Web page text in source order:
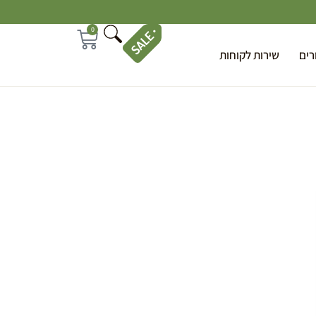
שירות לקוחות
0